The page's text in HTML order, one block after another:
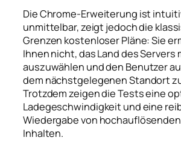
Die Chrome-Erweiterung ist
unmittelbar, zeigt jedoch die
Grenzen kostenloser Pläne: Sie
Ihnen nicht, das Land des Servers
auszuwählen und den Benutzer
dem nächstgelegenen Standort
Trotzdem zeigen die Tests eine
Ladegeschwindigkeit und eine
Wiedergabe von
Inhalten.